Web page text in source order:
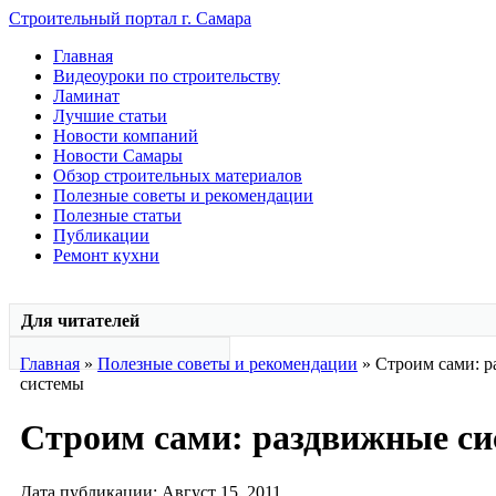
Строительный портал г. Самара
Главная
Видеоуроки по строительству
Ламинат
Лучшие статьи
Новости компаний
Новости Самары
Обзор строительных материалов
Полезные советы и рекомендации
Полезные статьи
Публикации
Ремонт кухни
Для читателей
Главная » Полезные советы и рекомендации » Строим сами:
системы
Строим сами: раздвижные
Дата публикации: Август 15, 2011